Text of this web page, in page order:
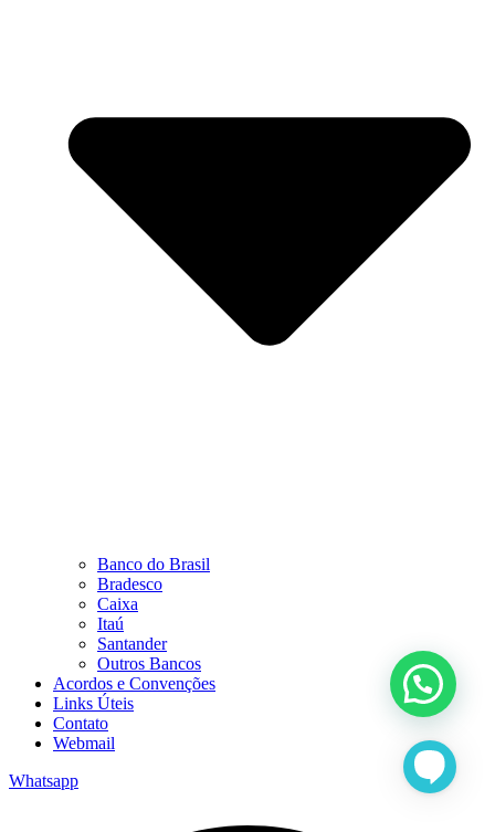
Banco do Brasil
Bradesco
Caixa
Itaú
Santander
Outros Bancos
Acordos e Convenções
Links Úteis
Contato
Webmail
Whatsapp